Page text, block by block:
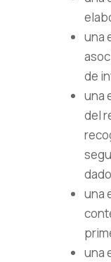
una
de
una
del
una
una